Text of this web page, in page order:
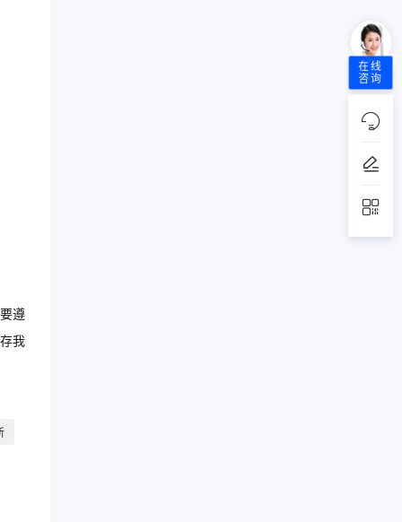
遵
我
在线
咨询